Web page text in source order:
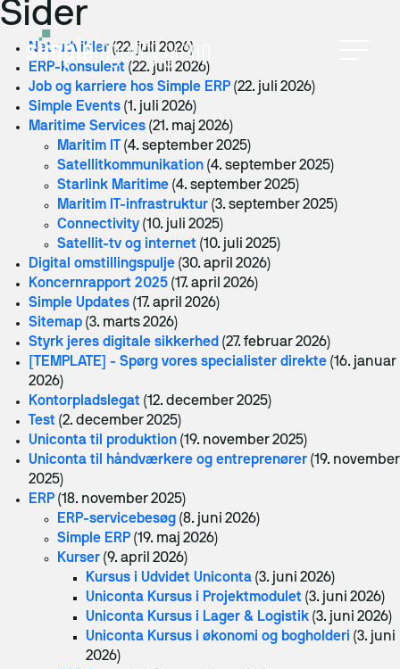
IT-ydelser
IT-out­sour­cing
IT Roadmap
Helpdesk
IT-sikkerhed
Backup
Videoovervågning
IT-infrastruk­tur
Datacenter og hosting
Cloud­-løsning­er
Netværksløsninger
Fiberløsninger
Application Management
Hvem er vi?
Koncernen
Koncernrapport
2025
Medarbejdere
Selskaberne
Presse
Karriere
Nyhed
Nyheder
Events
Se alle cases
Case
Team Rengøring
Case
Applus Bilsyn
Sider
Net-udvikler (22. juli 2026)
ERP-konsulent (22. juli 2026)
Job og karriere hos Simple ERP (22. juli 2026)
Simple Events (1. juli 2026)
Maritime Services (21. maj 2026)
Maritim IT
(4. september 2025)
Satellitkommunikation (4. september 2025)
Starlink Maritime (4. september 2025)
Maritim IT-infrastruktur (3. september 2025)
Connectivity (10. juli 2025)
Satellit-tv og internet (10. juli 2025)
Digital omstillingspulje (30. april 2026)
Koncernrapport 2025 (17. april 2026)
Simple Updates (17. april 2026)
Sitemap (3. marts 2026)
Styrk jeres digitale sikkerhed (27. februar 2026)
[TEMPLATE] - Spørg vores specialister direkte (16. januar
2026)
Kontorpladslegat (12. december 2025)
Test (2. december 2025)
Uniconta til produktion (19. november 2025)
Uniconta til håndværkere og entreprenører (19. november
2025)
ERP (18. november 2025)
ERP-servicebesøg (8. juni 2026)
Simple ERP (19. maj 2026)
Kurser (9. april 2026)
Kursus i Udvidet Uniconta (3. juni 2026)
Uniconta Kursus i Projektmodulet (3. juni 2026)
Uniconta Kursus i Lager & Logistik (3. juni 2026)
Uniconta Kursus i økonomi og bogholderi (3. juni
2026)